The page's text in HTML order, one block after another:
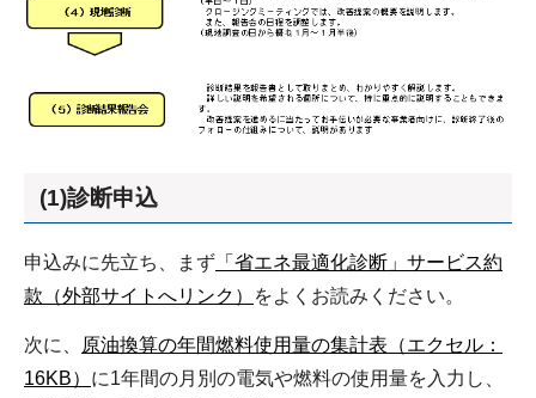
(1)診断申込
申込みに先立ち、まず 「省エネ最適化診断」サービス約
款（外部サイトへリンク）
をよくお読みください。
次に、
原油換算の年間燃料使用量の集計表（エクセル：
16KB） に1年間の月別の電気や燃料の使用量を入力し、